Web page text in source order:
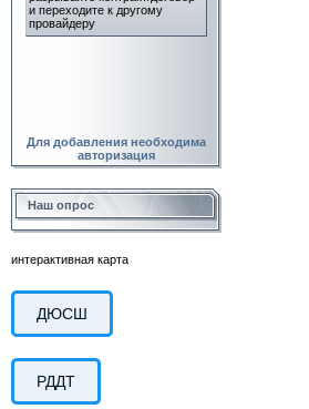
Для добавления необходима
авторизация
Наш опрос
интерактивная карта
ДЮСШ
РДДТ